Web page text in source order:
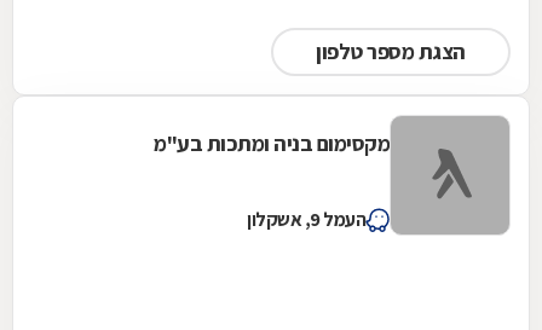
הצגת מספר טלפון
מקסימום בניה ומתכות בע"מ
העמל 9, אשקלון